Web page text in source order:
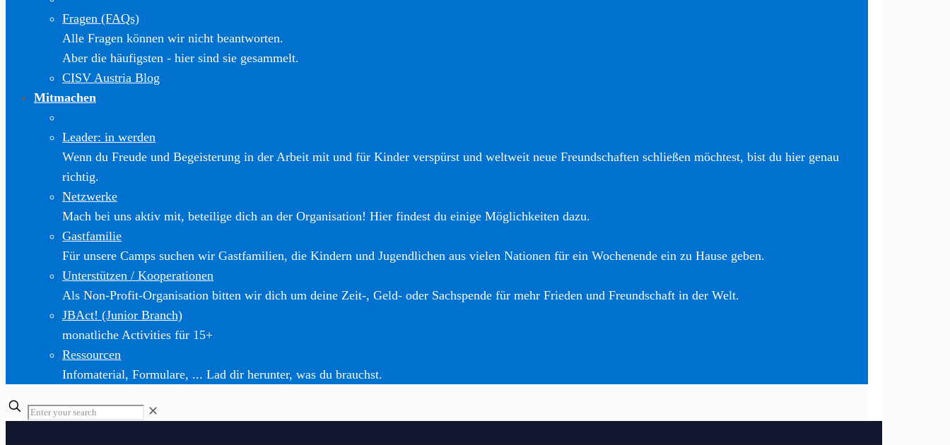
Fragen (FAQs)
Alle Fragen können wir nicht beantworten.
Aber die häufigsten - hier sind sie gesammelt.
CISV Austria Blog
Mitmachen
Leader: in werden
Wenn du Freude und Begeisterung in der Arbeit mit und für Kinder verspürst und weltweit neue Freundschaften schließen möchtest, bist du hier genau
richtig.
Netzwerke
Mach bei uns aktiv mit, beteilige dich an der Organisation! Hier findest du einige Möglichkeiten dazu.
Gastfamilie
Für unsere Camps suchen wir Gastfamilien, die Kindern und Jugendlichen aus vielen Nationen für ein Wochenende ein zu Hause geben.
Unterstützen / Kooperationen
Als Non-Profit-Organisation bitten wir dich um deine Zeit-, Geld- oder Sachspende für mehr Frieden und Freundschaft in der Welt.
JBAct! (Junior Branch)
monatliche Activities für 15+
Ressourcen
Infomaterial, Formulare, ... Lad dir herunter, was du brauchst.
✕